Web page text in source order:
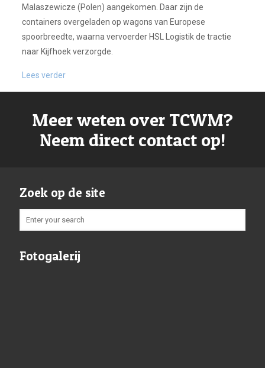
Malaszewicze (Polen) aangekomen. Daar zijn de
containers overgeladen op wagons van Europese
spoorbreedte, waarna vervoerder HSL Logistik de tractie
naar Kijfhoek verzorgde.
Lees verder
Meer weten over TCWM?
Neem direct contact op!
Zoek op de site
Fotogalerij